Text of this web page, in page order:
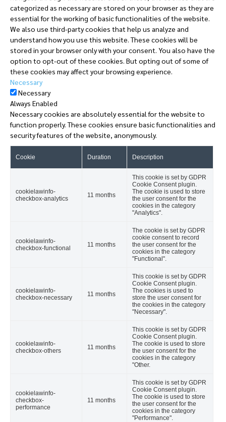
categorized as necessary are stored on your browser as they are
essential for the working of basic functionalities of the website.
We also use third-party cookies that help us analyze and
understand how you use this website. These cookies will be
stored in your browser only with your consent. You also have the
option to opt-out of these cookies. But opting out of some of
these cookies may affect your browsing experience.
Necessary
Necessary
Always Enabled
Necessary cookies are absolutely essential for the website to
function properly. These cookies ensure basic functionalities and
security features of the website, anonymously.
Cookie Duration Description
cookielawinfo-
checkbox-analytics
11 months
This cookie is set by GDPR
Cookie Consent plugin.
The cookie is used to store
the user consent for the
cookies in the category
"Analytics".
cookielawinfo-
checkbox-functional
11 months
The cookie is set by GDPR
cookie consent to record
the user consent for the
cookies in the category
"Functional".
cookielawinfo-
checkbox-necessary
11 months
This cookie is set by GDPR
Cookie Consent plugin.
The cookies is used to
store the user consent for
the cookies in the category
"Necessary".
cookielawinfo-
checkbox-others
11 months
This cookie is set by GDPR
Cookie Consent plugin.
The cookie is used to store
the user consent for the
cookies in the category
"Other.
cookielawinfo-
checkbox-
performance
11 months
This cookie is set by GDPR
Cookie Consent plugin.
The cookie is used to store
the user consent for the
cookies in the category
"Performance".